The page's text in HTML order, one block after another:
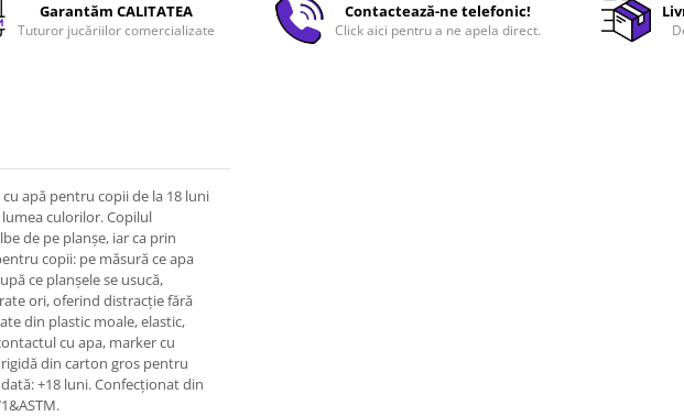
Garantăm CALITATEA
Tuturor jucăriilor comercializate
Contactează-ne telefonic!
Click aici pentru a ne apela direct.
apă pentru copii de la 18 luni
culorilor. Copilul
de pe planșe, iar ca prin
copii: pe măsură ce apa
ce planșele se usucă,
ori, oferind distracție fără
din plastic moale, elastic,
cu apa, marker cu
din carton gros pentru
+18 luni. Confecționat din